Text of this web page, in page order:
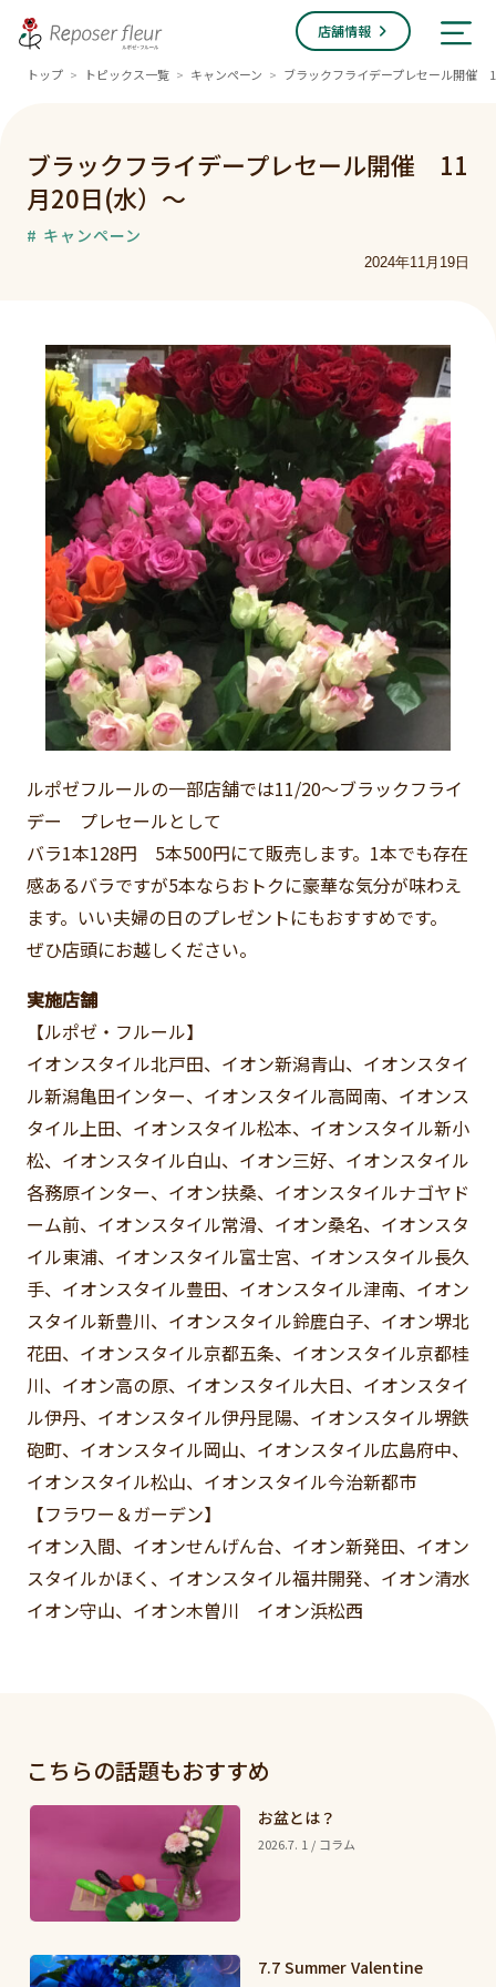
店舗情報
トップ > トピックス一覧 > キャンペーン > ブラックフライデープレセール開催
ブラックフライデープレセール開催 11
月20日(水）～
# キャンペーン
2024年11月19日
ルポゼフルールの一部店舗では11/20～ブラックフライ
デー プレセールとして
バラ1本128円 5本500円にて販売します。1本でも存在
感あるバラですが5本ならおトクに豪華な気分が味わえ
ます。いい夫婦の日のプレゼントにもおすすめです。
ぜひ店頭にお越しください。
実施店舗
【ルポゼ・フルール】
イオンスタイル北戸田、イオン新潟青山、イオンスタイ
ル新潟亀田インター、イオンスタイル高岡南、イオンス
タイル上田、イオンスタイル松本、イオンスタイル新小
松、イオンスタイル白山、イオン三好、イオンスタイル
各務原インター、イオン扶桑、イオンスタイルナゴヤド
ーム前、イオンスタイル常滑、イオン桑名、イオンスタ
イル東浦、イオンスタイル富士宮、イオンスタイル長久
手、イオンスタイル豊田、イオンスタイル津南、イオン
スタイル新豊川、イオンスタイル鈴鹿白子、イオン堺北
花田、イオンスタイル京都五条、イオンスタイル京都桂
川、イオン高の原、イオンスタイル大日、イオンスタイ
ル伊丹、イオンスタイル伊丹昆陽、イオンスタイル堺鉄
砲町、イオンスタイル岡山、イオンスタイル広島府中、
イオンスタイル松山、イオンスタイル今治新都市
【フラワー＆ガーデン】
イオン入間、イオンせんげん台、イオン新発田、イオン
スタイルかほく、イオンスタイル福井開発、イオン清水
イオン守山、イオン木曽川 イオン浜松西
こちらの話題もおすすめ
お盆とは？
2026.7. 1 / コラム
7.7 Summer Valentine